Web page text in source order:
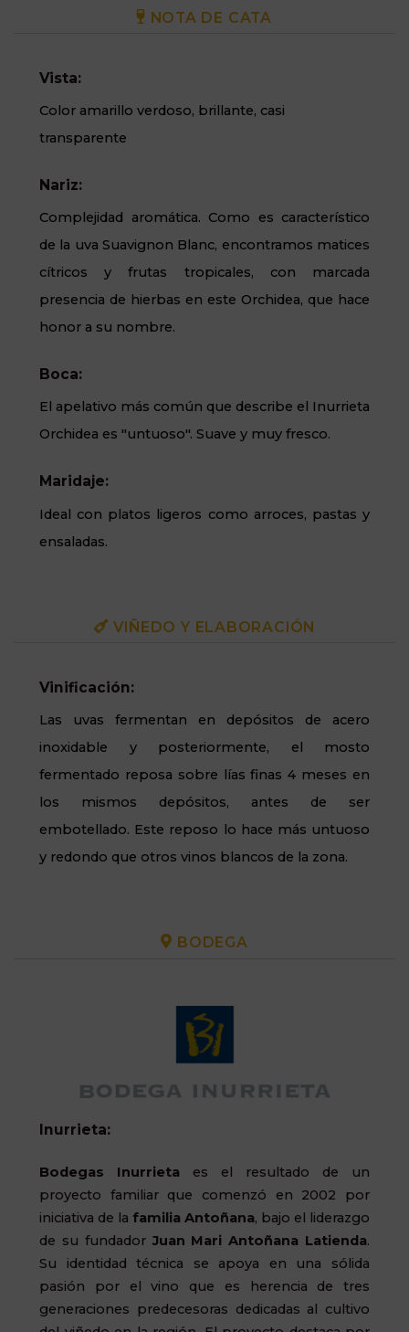
NOTA DE CATA
Vista:
Color amarillo verdoso, brillante, casi
transparente
Nariz:
Complejidad aromática. Como es característico
de la uva Suavignon Blanc, encontramos matices
cítricos y frutas tropicales, con marcada
presencia de hierbas en este Orchidea, que hace
honor a su nombre.
Boca:
El apelativo más común que describe el Inurrieta
Orchidea es "untuoso". Suave y muy fresco.
Maridaje:
Ideal con platos ligeros como arroces, pastas y
ensaladas.
VIÑEDO Y ELABORACIÓN
Vinificación:
Las uvas fermentan en depósitos de acero
inoxidable y posteriormente, el mosto
fermentado reposa sobre lías finas 4 meses en
los mismos depósitos, antes de ser
embotellado. Este reposo lo hace más untuoso
y redondo que otros vinos blancos de la zona.
BODEGA
Inurrieta:
Bodegas Inurrieta es el resultado de un
proyecto familiar que comenzó en 2002 por
iniciativa de la familia Antoñana, bajo el liderazgo
de su fundadorJuan Mari Antoñana Latienda.
Su identidad técnica se apoya en una sólida
pasión por el vino que es herencia de tres
generaciones predecesoras dedicadas al cultivo